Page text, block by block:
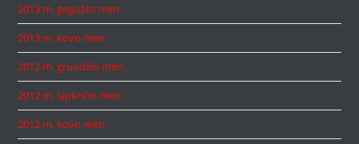
2013 m. gegužės mėn.
2013 m. kovo mėn.
2012 m. gruodžio mėn.
2012 m. lapkričio mėn.
2012 m. kovo mėn.